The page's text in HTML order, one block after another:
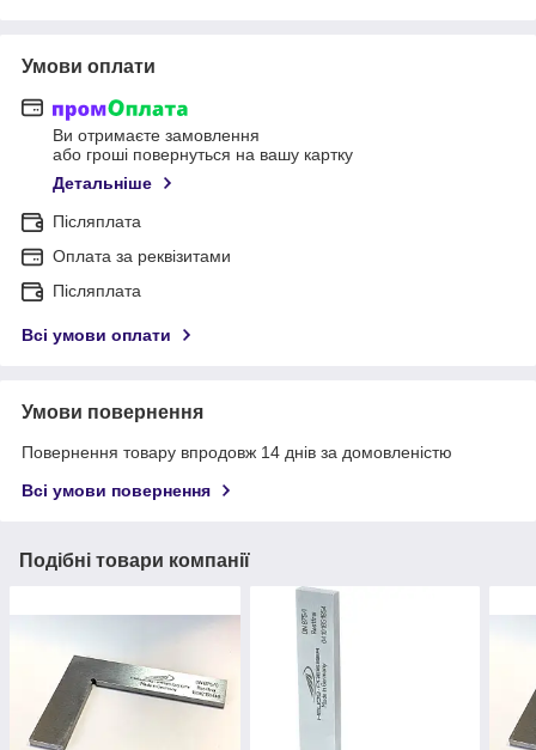
Умови оплати
Ви отримаєте замовлення
або гроші повернуться на вашу картку
Детальніше
Післяплата
Оплата за реквізитами
Післяплата
Всі умови оплати
Умови повернення
Повернення товару впродовж 14 днів за домовленістю
Всі умови повернення
Подібні товари компанії